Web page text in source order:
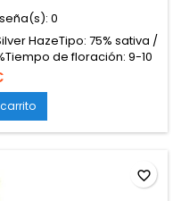
0
HazeTipo: 75% sativa /
de floración: 9-10
475 g/m²Producción en
80-130 cm en interior;
sabores: Intensos cítricos
herbales y...
favorite_border